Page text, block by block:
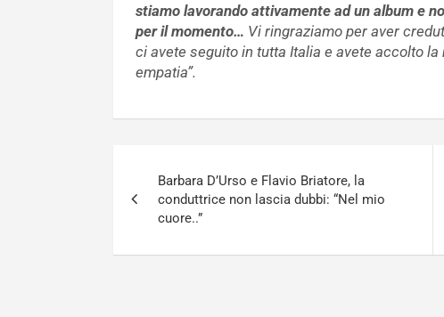
stiamo lavorando attivamente ad un album e
per il momento… Vi ringraziamo per aver
ci avete seguito in tutta Italia e avete accolto
empatia”.
articoli
Barbara D’Urso e Flavio Briatore, la
conduttrice non lascia dubbi: “Nel mio
cuore..”